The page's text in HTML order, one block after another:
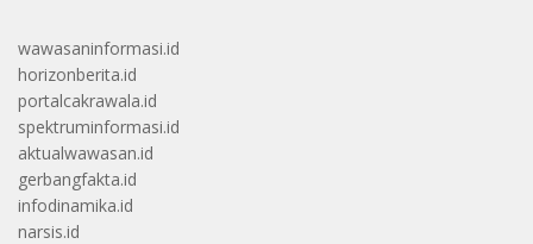
wawasaninformasi.id
horizonberita.id
portalcakrawala.id
spektruminformasi.id
aktualwawasan.id
gerbangfakta.id
infodinamika.id
narsis.id